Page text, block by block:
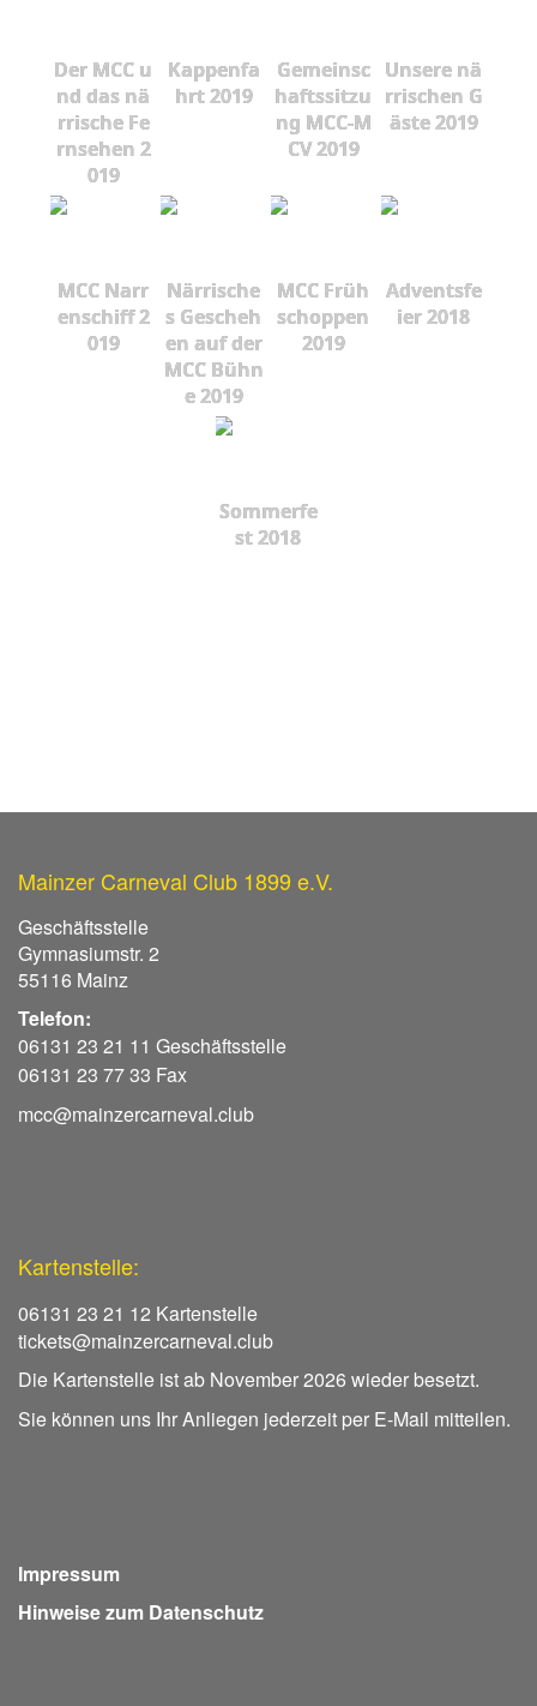
Der MCC u
nd das nä
rrische Fe
rnsehen 2
019
Kappenfa
hrt 2019
Gemeinsc
haftssitzu
ng MCC-M
CV 2019
Unsere nä
rrischen G
äste 2019
MCC Narr
enschiff 2
019
Närrische
s Gescheh
en auf der
MCC Bühn
e 2019
MCC Früh
schoppen
2019
Adventsfe
ier 2018
Sommerfe
st 2018
Mainzer Carneval Club 1899 e.V.
Geschäftsstelle
Gymnasiumstr. 2
55116 Mainz
Telefon:
06131 23 21 11 Geschäftsstelle
06131 23 77 33 Fax
mcc@mainzercarneval.club
Kartenstelle:
06131 23 21 12 Kartenstelle
tickets@mainzercarneval.club
Die Kartenstelle ist ab November 2026 wieder besetzt.
Sie können uns Ihr Anliegen jederzeit per E-Mail mitteilen.
Impressum
Hinweise zum Datenschutz